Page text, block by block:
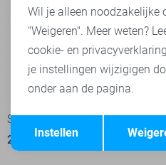
-50%
Superdry T-shirt
20,00 39,99
Terug
Wil je alleen noodzakelijke
"Weigeren". Meer weten?
cookie- en
je instellingen wijzigigen
onder aan de pagina.
Instellen